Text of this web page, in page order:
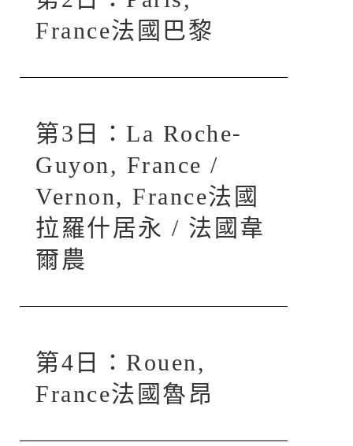
France法國巴黎
第3日：La Roche-
Guyon, France /
Vernon, France法國
拉羅什居永 / 法國韋
爾農
第4日：Rouen,
France法國魯昂